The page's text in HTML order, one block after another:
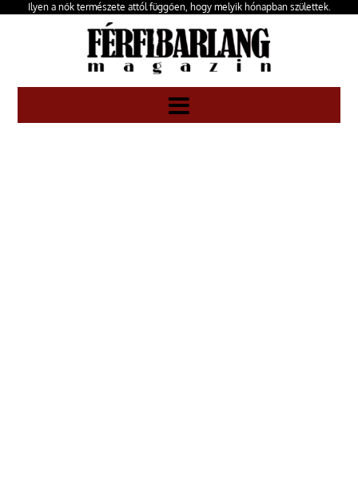
Ilyen a nők természete attól függően, hogy melyik hónapban születtek.